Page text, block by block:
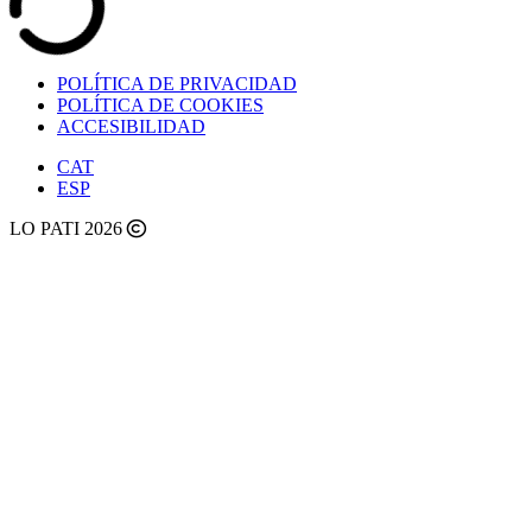
POLÍTICA DE PRIVACIDAD
POLÍTICA DE COOKIES
ACCESIBILIDAD
CAT
ESP
LO PATI 2026